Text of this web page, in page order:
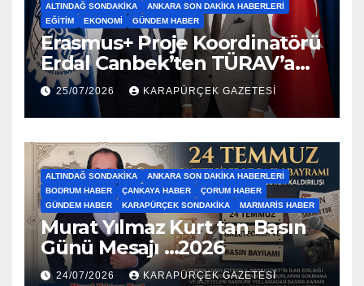
ALTINDAĞ SONDAKIKA
ANKARA SON DAKIKA HABERLERI
EĞITIM
EKONOMI GÜNDEM HABER
Erasmus+ Proje Koordinatörü
Erdal Canbek’ten TÜRAV’a
Ziyaret…2026
25/07/2026 KARAPÜRÇEK GAZETESİ
ALTINDAĞ SONDAKIKA
ANKARA SON DAKIKA HABERLERI
BODRUM HABER
ÇANKAYA HABER
ÇORUM HABER
GÜNDEM HABER
KARAPÜRÇEK SONDAKIKA MARMARIS HABER
Murat Yılmaz Kurt tan Basın
Günü Mesajı …2026
24/07/2026 KARAPÜRÇEK GAZETESİ